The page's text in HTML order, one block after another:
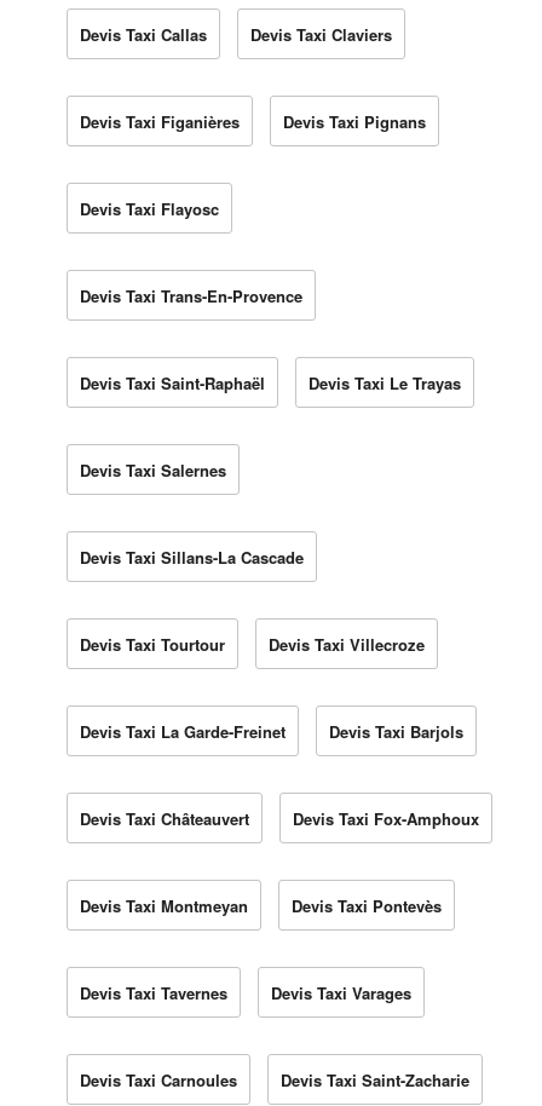
Devis Taxi Callas Devis Taxi Claviers
Devis Taxi Figanières Devis Taxi Pignans
Devis Taxi Flayosc
Devis Taxi Trans-En-Provence
Devis Taxi Saint-Raphaël Devis Taxi Le Trayas
Devis Taxi Salernes
Devis Taxi Sillans-La Cascade
Devis Taxi Tourtour Devis Taxi Villecroze
Devis Taxi La Garde-Freinet Devis Taxi Barjols
Devis Taxi Châteauvert Devis Taxi Fox-Amphoux
Devis Taxi Montmeyan Devis Taxi Pontevès
Devis Taxi Tavernes Devis Taxi Varages
Devis Taxi Carnoules Devis Taxi Saint-Zacharie